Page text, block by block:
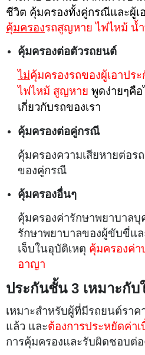
ชีวิต คุ้มครองทั้งคู่กรณีและผู้เ
คุ้มครองรถสูญหาย ไฟไหม้ น้
คุ้มครองต่อตัวรถยนต์
ไม่คุ้มครองรถของผู้เอาปร
ไฟไหม้ สูญหาย พูดง่ายๆคือ
เกี่ยวกับรถของเรา
คุ้มครองต่อคู่กรณี
คุ้มครองความเสียหายต่อ
ของคู่กรณี
คุ้มครองอื่นๆ
คุ้มครองค่ารักษาพยาบาล
รักษาพยาบาลของผู้ขับขี่แ
เจ็บในอุบัติเหตุ คุ้มครองค่
อาญา
ประกันชั้น 3 เหมาะกับ
เหมาะสำหรับผู้ที่มีรถยนต์รา
แล้ว และต้องการประหยัดค่า
การคุ้มครองและรับผิดชอบต่